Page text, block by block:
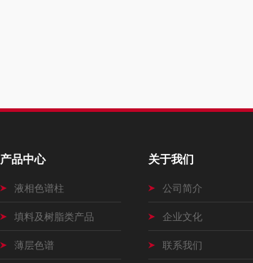
产品中心
液相色谱柱
填料及树脂类产品
薄层色谱
关于我们
公司简介
企业文化
联系我们